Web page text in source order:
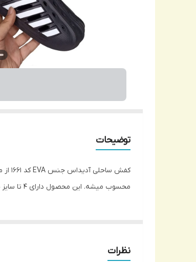
توضیحات
محسوب میشه. این محصول دارای 4 تا سایز 0 و 1 و2 و 3 است که برای سایز 40 تا 43 مناسب میباشد.
نظرات